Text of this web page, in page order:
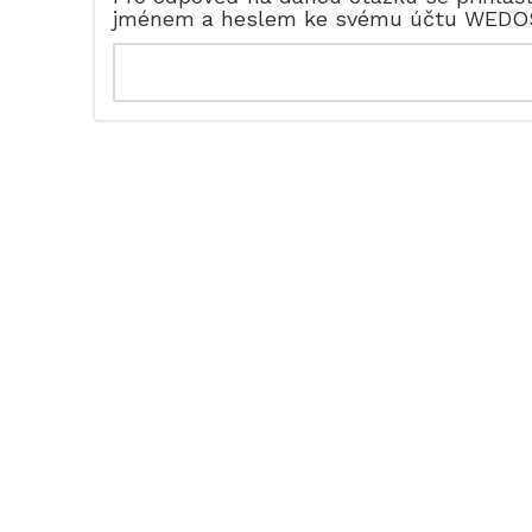
jménem a heslem ke svému účtu